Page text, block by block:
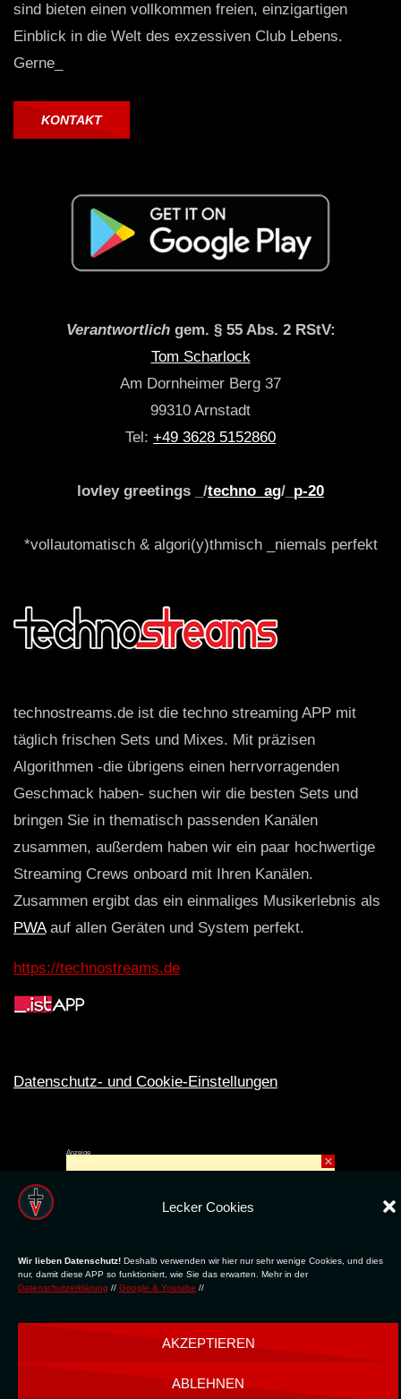
Lecker Cookies
Wir lieben Datenschutz! Deshalb verwenden wir hier nur sehr wenige Cookies, und dies
nur, damit diese APP so funktioniert, wie Sie das erwarten. Mehr in der
Datenschutzerklärung // Google & Youtube //
AKZEPTIEREN
ABLEHNEN
sind bieten einen vollkommen freien, einzigartigen
Einblick in die Welt des exzessiven Club Lebens.
Gerne_
KONTAKT
Verantwortlichgem. § 55 Abs. 2 RStV:
Tom Scharlock
Am Dornheimer Berg 37
99310 Arnstadt
Tel: +49 3628 5152860
lovley greetings _/techno_ag/_ p-20
*vollautomatisch & algori(y)thmisch _niemals perfekt
technostreams.de ist die techno streaming APP mit
täglich frischen Sets und Mixes. Mit präzisen
Algorithmen -die übrigens einen herrvorragenden
Geschmack haben- suchen wir die besten Sets und
bringen Sie in thematisch passenden Kanälen
zusammen, außerdem haben wir ein paar hochwertige
Streaming Crews onboard mit Ihren Kanälen.
Zusammen ergibt das ein einmaliges Musikerlebnis als
PWAauf allen Geräten und System perfekt.
https://technostreams.de
Datenschutz- und Cookie-Einstellungen
Anzeige
×